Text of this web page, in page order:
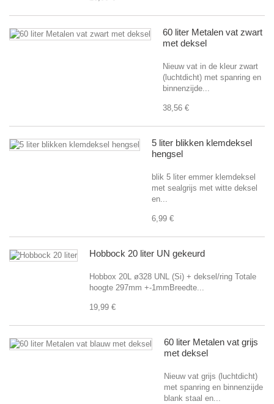
60 liter Metalen vat zwart
met deksel
Nieuw vat in de kleur zwart
(luchtdicht) met spanring en
binnenzijde...
38,56 €
5 liter blikken klemdeksel
hengsel
blik 5 liter emmer klemdeksel
met sealgrijs met witte deksel
en...
6,99 €
Hobbock 20 liter UN gekeurd
Hobbox 20L ø328 UNL (Si) + deksel/ring Totale
hoogte 297mm +-1mmBreedte...
19,99 €
60 liter Metalen vat grijs
met deksel
Nieuw vat grijs (luchtdicht)
met spanring en binnenzijde
blank staal en...